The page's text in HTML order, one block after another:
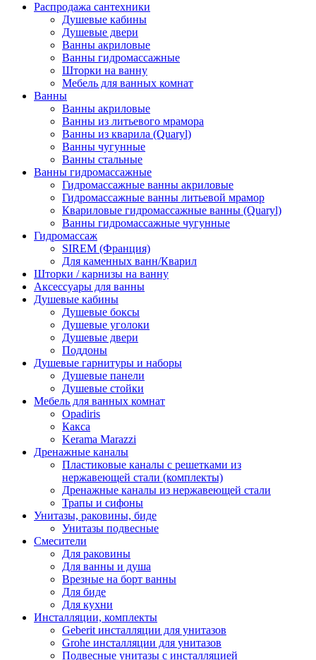
Распродажа сантехники
Душевые кабины
Душевые двери
Ванны акриловые
Ванны гидромассажные
Шторки на ванну
Мебель для ванных комнат
Ванны
Ванны акриловые
Ванны из литьевого мрамора
Ванны из кварила (Quaryl)
Ванны чугунные
Ванны стальные
Ванны гидромассажные
Гидромассажные ванны акриловые
Гидромассажные ванны литьевой мрамор
Квариловые гидромассажные ванны (Quaryl)
Ванны гидромассажные чугунные
Гидромассаж
SIREM (Франция)
Для каменных ванн/Кварил
Шторки / карнизы на ванну
Аксессуары для ванны
Душевые кабины
Душевые боксы
Душевые уголоки
Душевые двери
Поддоны
Душевые гарнитуры и наборы
Душевые панели
Душевые стойки
Мебель для ванных комнат
Opadiris
Какса
Kerama Marazzi
Дренажные каналы
Пластиковые каналы с решетками из
нержавеющей стали (комплекты)
Дренажные каналы из нержавеющей стали
Трапы и сифоны
Унитазы, раковины, биде
Унитазы подвесные
Смесители
Для раковины
Для ванны и душа
Врезные на борт ванны
Для биде
Для кухни
Инсталляции, комплекты
Geberit инсталляции для унитазов
Grohe инсталляции для унитазов
Подвесные унитазы с инсталляцией